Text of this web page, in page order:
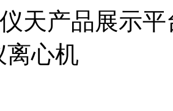
天产品展示
离心机